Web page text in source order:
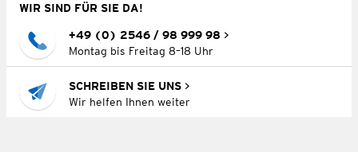
WIR SIND FÜR SIE DA!
+49 (0) 2546 / 98 999 98
Montag bis Freitag 8–18 Uhr
SCHREIBEN SIE UNS
Wir helfen Ihnen weiter